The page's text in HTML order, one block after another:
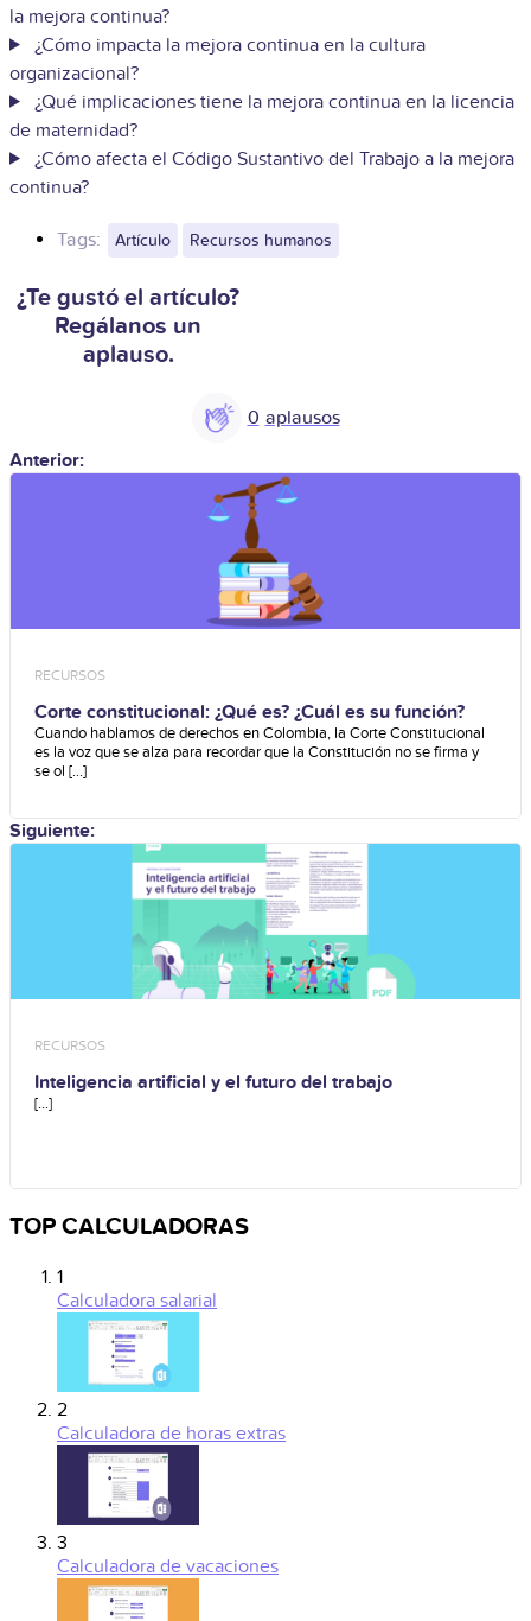
la mejora continua?
¿Cómo impacta la mejora continua en la cultura
organizacional?
¿Qué implicaciones tiene la mejora continua en la licencia
de maternidad?
¿Cómo afecta el Código Sustantivo del Trabajo a la mejora
continua?
Tags: Artículo Recursos humanos
¿Te gustó el artículo?
Regálanos un
aplauso.
0
Anterior:
RECURSOS
Corte constitucional: ¿Qué es? ¿Cuál es su función?
Cuando hablamos de derechos en Colombia, la Corte Constitucional
es la voz que se alza para recordar que la Constitución no se firma y
se ol [...]
Siguiente:
RECURSOS
Inteligencia artificial y el futuro del trabajo
[...]
TOP CALCULADORAS
1
Calculadora salarial
2
Calculadora de horas extras
3
Calculadora de vacaciones